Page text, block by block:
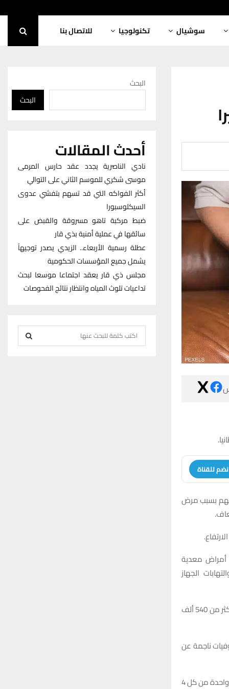
سوشيال تكنولوجيا للاتصال بنا
للقناة
بسبب مرض
أمراض معدية
الجهاز
واعتمدت الدراسة الجديدة، التي نشرت في مجلة “لانسيت” الطبية، على أبحاث عالمية شملت أكثر من 540 ألف
تقديرات المخاطر، توصل الباحثون إلى أن السمنة كانت مرتبطة بواحدة من كل 10 وفيات ناجمة عن
واختلفت احتمالات الوفاة بين الدول، لكن نحو واحدة من كل 6 وفيات في المملكة المتحدة، وواحدة من كل 4
البحث
البحث
أحدث المقالات
نادي الناصرية يجدد عقد حارس المرمى
موسى شكري للموسم الثاني على التوالي
أكثر الفواكه التي قد تسهم بتفشي عدوى
السيكلوسبورا
ضبط مركبة تاهو مسروقة والقبض على
سائقها في عملية أمنية بذي قار
عطلة رسمية الأربعاء.. الزيدي يصدر توجيهاً
يشمل جميع المؤسسات الحكومية
مجلس ذي قار يعقد اجتماعا موسعا لبحث
تداعيات تلوث المياه وانتظار نتائج الفحوصات
e